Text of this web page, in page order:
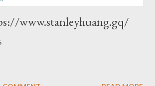
www.stanleyhuang.gq/